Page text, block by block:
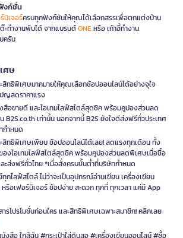
งก์ชั่น
นิเจอร์ครบทุกฟังก์ชันให้คุณได้เลือกสรรเพื่อตกแต่งบ้าน
ต๊ะทำงานพับได้ จากแบรนด์ONEหรือ เก้าอี้ทำงาน
ครัน
ศษ
สิทธิพิเศษมากมายให้คุณเลือกช้อปออนไลน์ได้อย่างจุใจ
ญลดราคาแรง
สือขายดี และไอเทมไลฟ์สไตล์สุดชิค พร้อมคูปองส่วนลด
B2S.co.th เท่านั้น นอกจากนี้ B2S ยังใจดีส่งฟรีทั่วประเทศ
กำหนด
สิทธิพิเศษเพียบ ช้อปออนไลน์ได้เลย! ลดแรงทุกเดือน ทั้ง
องไอเทมไลฟ์สไตล์สุดชิค พร้อมคูปองส่วนลดพิเศษเมื่อซื้อ
ะส่งฟรีทั่วไทย *เมื่อสั่งครบขั้นต่ำที่บริษัทกำหนด
กไลฟ์สไตล์ ไม่ว่าจะเป็นอุปกรณ์อ่านเขียน เครื่องเขียน
รือเฟอร์นิเจอร์ ช้อปง่าย สะดวก ทุกที่ ทุกเวลา แค่มี App
รโปรโมชั่นก่อนใคร และสิทธิพิเศษเฉพาะสมาชิก! คลิกเลย
งสือ ใกล้ฉัน #กระเป๋าใส่ดินสอ #เครื่องเขียนออนไลน์ #ซื้อ